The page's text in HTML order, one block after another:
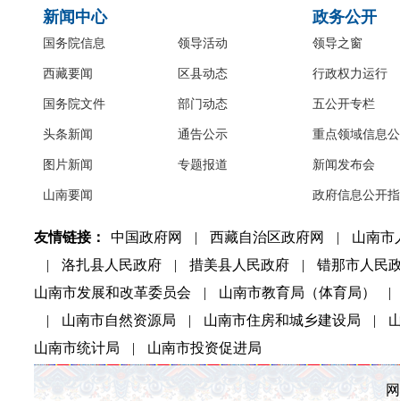
新闻中心
国务院信息
西藏要闻
国务院文件
头条新闻
图片新闻
山南要闻
领导活动
区县动态
部门动态
通告公示
专题报道
政务公开
领导之窗
行政权力运行
五公开专栏
重点领域信息
新闻发布会
政府信息公开
友情链接： 中国政府网 | 西藏自治区政府网 |
山南市
|
洛扎县人民政府 | 措美县人民政府 |
错那市人民
山南市发展和改革委员会
| 山南市教育局（体育局）
|
|
山南市自然资源局 | 山南市住房和城乡建设局 |
山南市统计局
| 山南市投资促进局